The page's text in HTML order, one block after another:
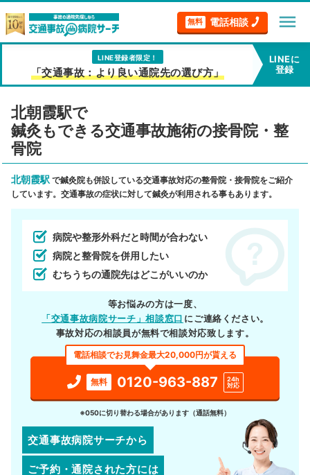
無料 電話相談 menu
LINE登録者限定！
「交通事故：より良い通院先の選び方」
LINEに
登録
北朝霞駅で
鍼灸もできる交通事故施術の接骨院・整
骨院
北朝霞駅 で鍼灸院も併設している交通事故対応の整骨院・接骨院をご紹介
しています。交通事故の症状に対して鍼灸が利用される事もあります。
病院や整形外科だと時間が合わない
病院と整骨院を併用したい
むちうちの通院先はどこがいいのか
等お悩みの方は一度、
「交通事故病院サーチ」相談窓口 にご連絡ください。
事故対応の相談員が無料で相談対応致します。
電話相談でお見舞金最大20,000円が貰える
無料 0120-963-887
24h
対応
※050に切り替わる場合があります（通話無料）
交通事故病院サーチから
ご予約・通院された方には